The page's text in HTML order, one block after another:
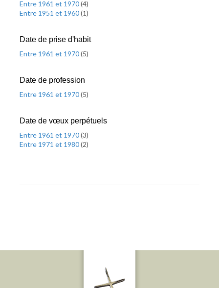
Entre 1961 et 1970(4)
Entre 1951 et 1960(1)
Date de prise d'habit
Entre 1961 et 1970(5)
Date de profession
Entre 1961 et 1970(5)
Date de vœux perpétuels
Entre 1961 et 1970(3)
Entre 1971 et 1980(2)